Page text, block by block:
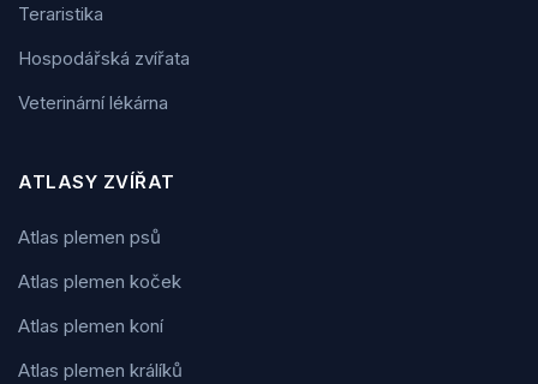
Teraristika
Hospodářská zvířata
Veterinární lékárna
ATLASY ZVÍŘAT
Atlas plemen psů
Atlas plemen koček
Atlas plemen koní
Atlas plemen králíků